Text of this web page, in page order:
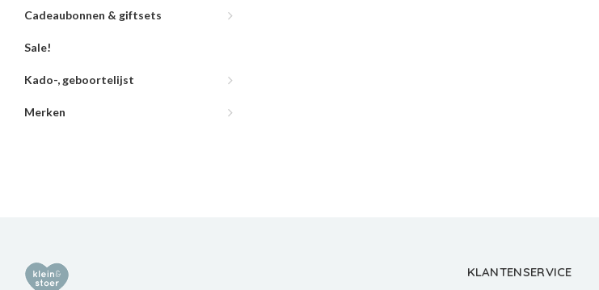
Cadeaubonnen & giftsets
Sale!
Kado-, geboortelijst
Merken
KLANTENSERVICE